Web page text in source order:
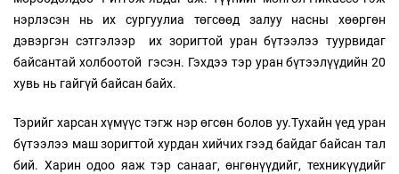
нэрлэсэн нь их сургуулиа төгсөөд залуу насны хөөргөн
дэвэргэн сэтгэлээр их зоригтой уран бүтээлээ туурвидаг
байсантай холбоотой гэсэн. Гэхдээ тэр уран бүтээлүүдийн 20
хувь нь гайгүй байсан байх.
Тэрийг харсан хүмүүс тэгж нэр өгсөн болов уу.Тухайн үед уран
бүтээлээ маш зоригтой хурдан хийчих гээд байдаг байсан тал
бий. Харин одоо яаж тэр санааг, өнгөнүүдийг, техникүүдийг